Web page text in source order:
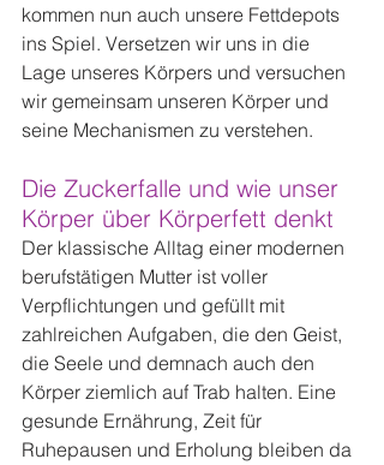
kommen nun auch unsere Fettdepots
ins Spiel. Versetzen wir uns in die
Lage unseres Körpers und versuchen
wir gemeinsam unseren Körper und
seine Mechanismen zu verstehen.
Die Zuckerfalle und wie unser
Körper über Körperfett denkt
Der klassische Alltag einer modernen
berufstätigen Mutter ist voller
Verpflichtungen und gefüllt mit
zahlreichen Aufgaben, die den Geist,
die Seele und demnach auch den
Körper ziemlich auf Trab halten. Eine
gesunde Ernährung, Zeit für
Ruhepausen und Erholung bleiben da